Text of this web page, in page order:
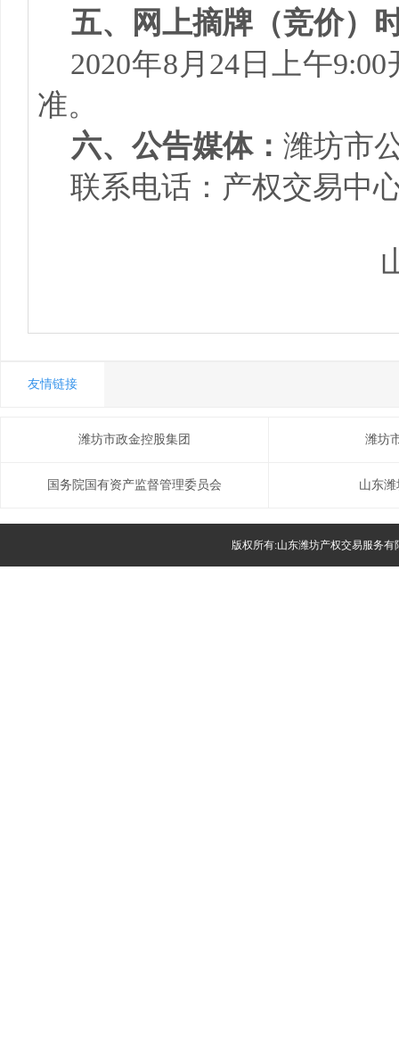
五、
网上摘牌（竞价）
2020年8 月 24日上午
准。
六、 公告媒体： 潍坊市
联系电话：产权交易中
友情链接
潍坊市政金控股集团 潍坊
国务院国有资产监督管理委员会 山东
版权所有:山东潍坊产权交易服务有